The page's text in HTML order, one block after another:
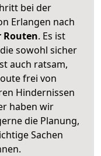
bei der
Erlangen nach
. Es ist
sowohl sicher
auch ratsam,
frei von
Hindernissen
haben wir
die Planung,
Sachen